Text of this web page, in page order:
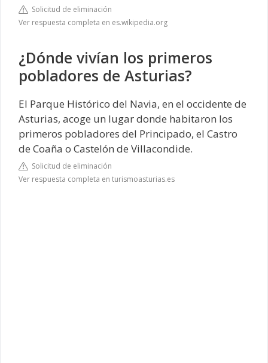
Solicitud de eliminación
Ver respuesta completa en es.wikipedia.org
¿Dónde vivían los primeros
pobladores de Asturias?
El Parque Histórico del Navia, en el occidente de
Asturias, acoge un lugar donde habitaron los
primeros pobladores del Principado, el Castro
de Coaña o Castelón de Villacondide.
Solicitud de eliminación
Ver respuesta completa en turismoasturias.es